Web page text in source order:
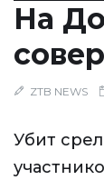
На
ZTB NEWS
Убит